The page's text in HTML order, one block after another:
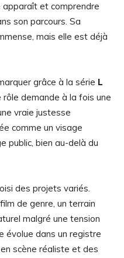
apparaît et comprendre
son parcours. Sa
mais elle est déjà
grâce à la série L
rôle demande à la fois une
vraie justesse
comme un visage
public, bien au-delà du
des projets variés.
de genre, un terrain
malgré une tension
évolue dans un registre
scène réaliste et des